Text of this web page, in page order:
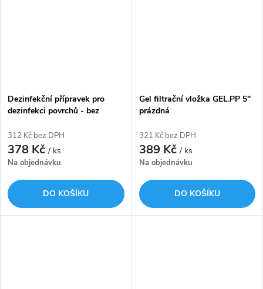
Dezinfekční přípravek pro
dezinfekci povrchů - bez
GEL.OXYGEL PLUS 107.035.78
312 Kč bez DPH
378 Kč/ ks
Na objednávku
DO KOŠÍKU
Gel filtrační vložka GEL.PP 5"
prázdná
321 Kč bez DPH
389 Kč/ ks
Na objednávku
DO KOŠÍKU